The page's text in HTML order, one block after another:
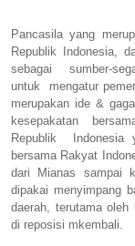
Pancasila yang
Republik Indonesia,
sebagai sumber-
untuk
mengatur
merupakan ide &
kesepakatan
Republik
bersama Rakyat
dari Mianas sampai
dipakai menyimpang
daerah, terutama
di reposisi mkembali.